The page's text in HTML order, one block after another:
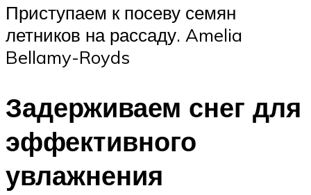
Приступаем к посеву семян
летников на рассаду. Amelia
Bellamy-Royds
Задерживаем снег для
эффективного
увлажнения